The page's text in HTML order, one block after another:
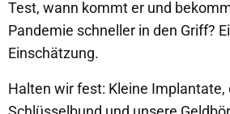
Test, wann kommt er und
Pandemie schneller in den Griff?
Einschätzung.
Halten wir fest: Kleine Implantate,